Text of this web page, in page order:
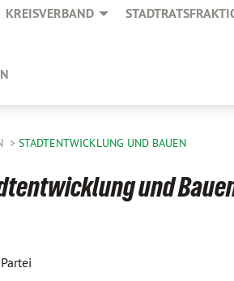
KREISVERBAND
STADTENTWICKLUNG UND BAUEN
und